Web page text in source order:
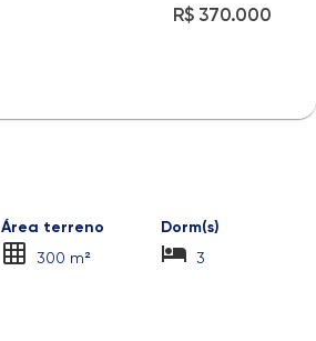
R$ 370.000
Área terreno
300 m²
Dorm(s)
3